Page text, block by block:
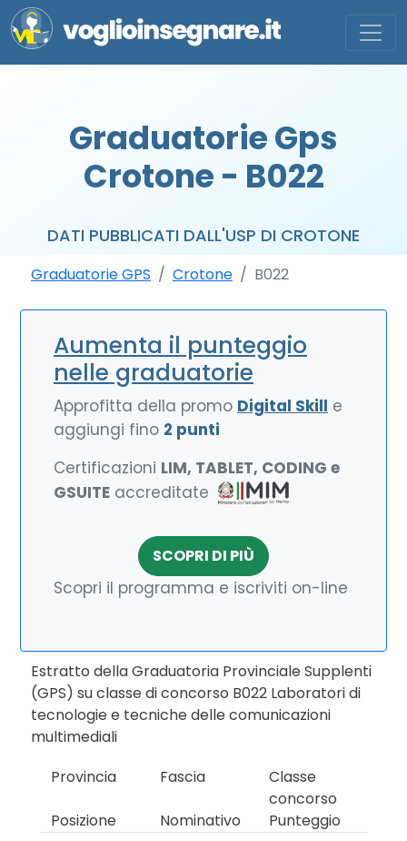
Graduatorie Gps
Crotone - B022
DATI PUBBLICATI DALL'USP DI CROTONE
Graduatorie GPS Crotone B022
Aumenta il punteggio
nelle graduatorie
Approfitta della promo Digital Skill e
aggiungi fino 2 punti
Certificazioni LIM, TABLET, CODING e
GSUITE accreditate
SCOPRI DI PIÙ
Scopri il programma e iscriviti on-line
Estratto della Graduatoria Provinciale Supplenti
(GPS) su classe di concorso B022 Laboratori di
tecnologie e tecniche delle comunicazioni
multimediali
Provincia
Fascia
Classe
concorso
Posizione
Nominativo
Punteggio